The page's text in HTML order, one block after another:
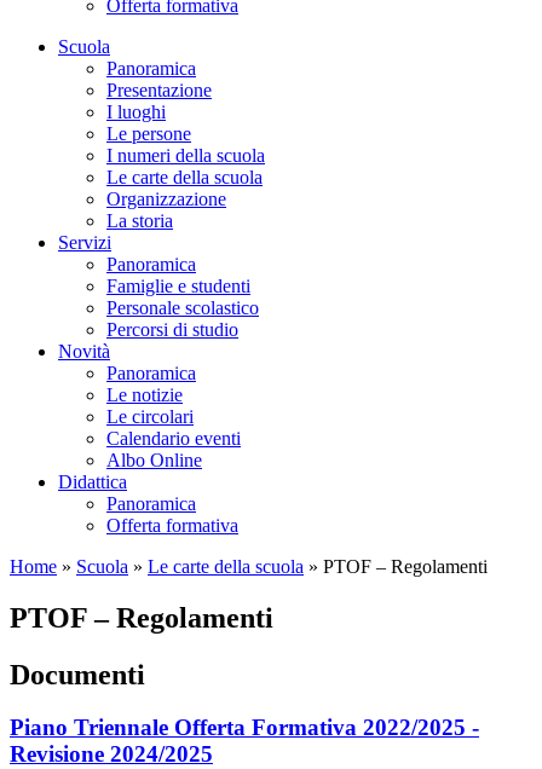
Offerta formativa
Scuola
Panoramica
Presentazione
I luoghi
Le persone
I numeri della scuola
Le carte della scuola
Organizzazione
La storia
Servizi
Panoramica
Famiglie e studenti
Personale scolastico
Percorsi di studio
Novità
Panoramica
Le notizie
Le circolari
Calendario eventi
Albo Online
Didattica
Panoramica
Offerta formativa
Home » Scuola » Le carte della scuola » PTOF – Regolamenti
PTOF – Regolamenti
Documenti
Piano Triennale Offerta Formativa 2022/2025 -
Revisione 2024/2025